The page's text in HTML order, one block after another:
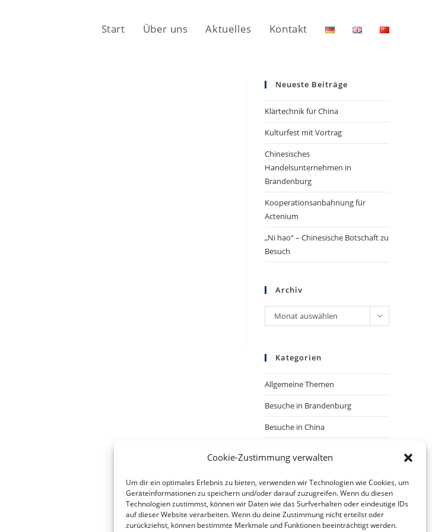
Cookie-Zustimmung verwalten
Um dir ein optimales Erlebnis zu bieten, verwenden wir Technologien wie Cookies, um
Geräteinformationen zu speichern und/oder darauf zuzugreifen. Wenn du diesen
Technologien zustimmst, können wir Daten wie das Surfverhalten oder eindeutige IDs
auf dieser Website verarbeiten. Wenn du deine Zustimmung nicht erteilst oder
zurückziehst, können bestimmte Merkmale und Funktionen beeinträchtigt werden.
Start Über uns Aktuelles Kontakt
Neueste Beiträge
Klärtechnik für China
Kulturfest mit Vortrag
Chinesisches
Handelsunternehmen in
Brandenburg
Kooperationsanbahnung für
Actenium
„Ni hao“ – Chinesische Botschaft zu
Besuch
Archiv
Archiv
Monat auswählen
Kategorien
Allgemeine Themen
Besuche in Brandenburg
Besuche in China